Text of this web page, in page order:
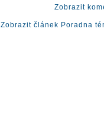
Zobrazit
Zobrazit článek Poradna